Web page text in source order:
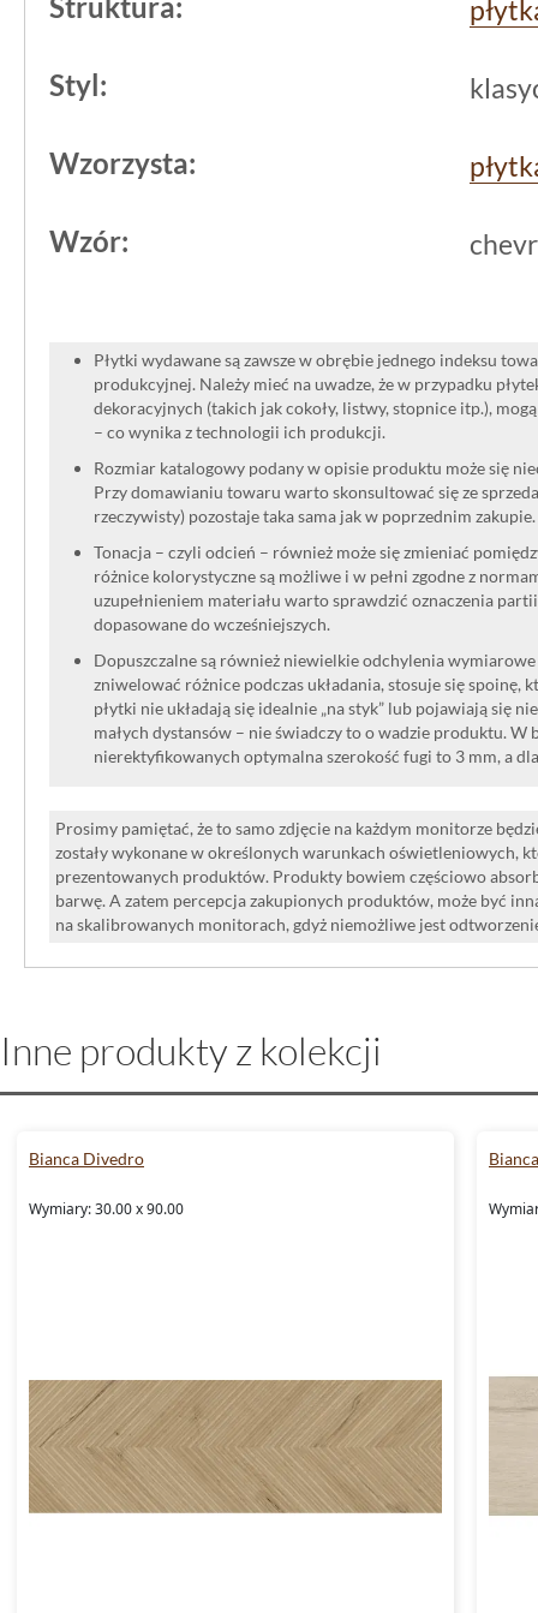
drewna, ale bez jego ograniczeń, jest
Styl:
Wzorzysta:
Wzór:
Płytki wydawane są zawsze w obrębie jednego indeksu
produkcyjnej. Należy mieć na uwadze, że w przypadku
dekoracyjnych (takich jak cokoły, listwy, stopnice itp.),
– co wynika z technologii ich produkcji.
Rozmiar katalogowy podany w opisie produktu może się
Przy domawianiu towaru warto skonsultować się ze
rzeczywisty) pozostaje taka sama jak w poprzednim zakupie.
Tonacja – czyli odcień – również może się zmieniać
różnice kolorystyczne są możliwe i w pełni zgodne z
uzupełnieniem materiału warto sprawdzić oznaczenia
dopasowane do wcześniejszych.
Dopuszczalne są również niewielkie odchylenia
zniwelować różnice podczas układania, stosuje się spoinę,
płytki nie układają się idealnie „na styk” lub pojawiają się
małych dystansów – nie świadczy to o wadzie produktu. W
nierektyfikowanych optymalna szerokość fugi to 3 mm, a
Prosimy pamiętać, że to samo zdjęcie na każdym monitorze
zostały wykonane w określonych warunkach oświetleniowych,
prezentowanych produktów. Produkty bowiem częściowo
barwę. A zatem percepcja zakupionych produktów, może być
na skalibrowanych monitorach, gdyż niemożliwe jest
Inne produkty z kolekcji
Bianca Divedro
Wymiary: 30.00 x 90.00